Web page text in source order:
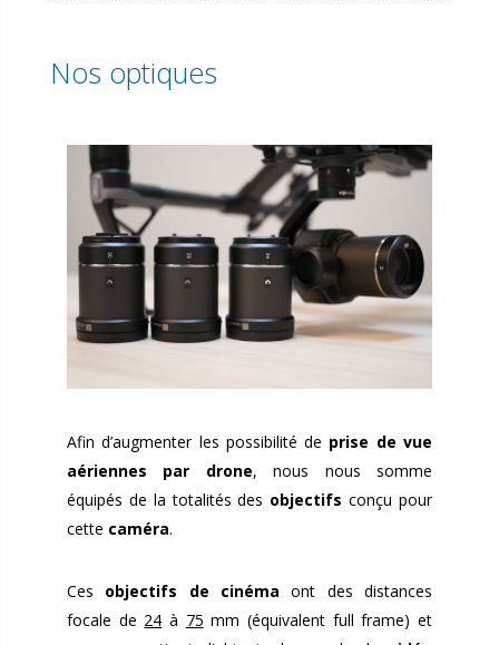
Nos optiques
Afin d’augmenter les possibilité de prise de vue
aériennes par drone, nous nous somme
équipés de la totalités des objectifs conçu pour
cette caméra.
Ces objectifs de cinéma ont des distances
focale de 24 à 75 mm (équivalent full frame) et